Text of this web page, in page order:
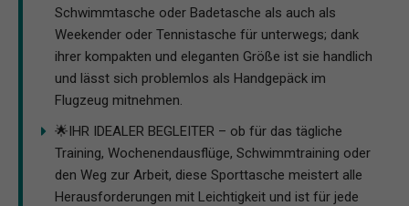
Schwimmtasche oder Badetasche als auch als
Weekender oder Tennistasche für unterwegs; dank
ihrer kompakten und eleganten Größe ist sie handlich
und lässt sich problemlos als Handgepäck im
Flugzeug mitnehmen.
🌟IHR IDEALER BEGLEITER – ob für das tägliche
Training, Wochenendausflüge, Schwimmtraining oder
den Weg zur Arbeit, diese Sporttasche meistert alle
Herausforderungen mit Leichtigkeit und ist für jede